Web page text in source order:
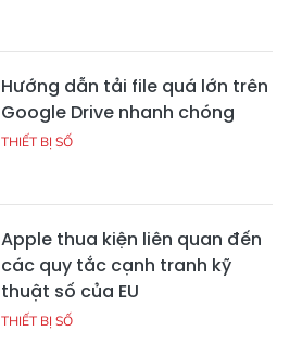
Hướng dẫn tải file quá lớn trên
Google Drive nhanh chóng
THIẾT BỊ SỐ
Apple thua kiện liên quan đến
các quy tắc cạnh tranh kỹ
thuật số của EU
THIẾT BỊ SỐ